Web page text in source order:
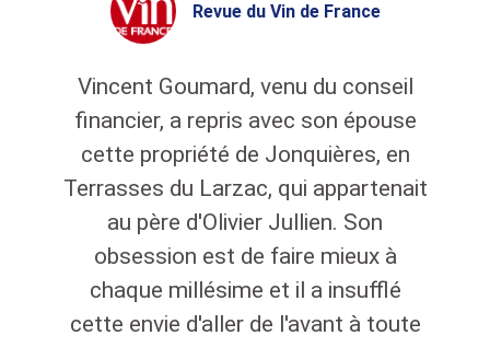
Revue du Vin de France
Vincent Goumard, venu du conseil
financier, a repris avec son épouse
cette propriété de Jonquières, en
Terrasses du Larzac, qui appartenait
au père d'Olivier Jullien. Son
obsession est de faire mieux à
chaque millésime et il a insufflé
cette envie d'aller de l'avant à toute